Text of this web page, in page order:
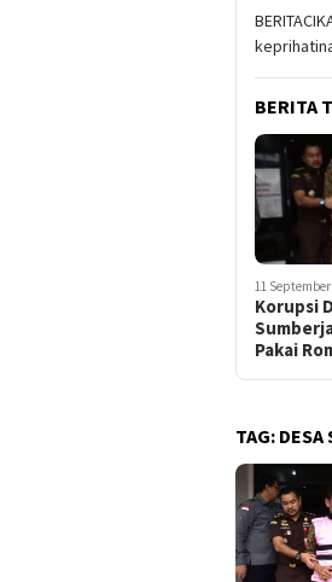
BERITA
11 September
Korupsi
Pakai
TAG: DESA